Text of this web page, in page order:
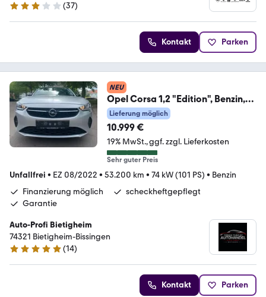
3 Sterne
(37)
Kontakt Parken
NEU
Opel Corsa 1,2 "Edition", Benzin,
Schaltgetriebe
Lieferung möglich
10.999 €
19% MwSt. ggf. zzgl. Lieferkosten
Sehr guter Preis
Unfallfrei • EZ 08/2022 • 53.200 km • 74 kW (101 PS) • Benzin
Finanzierung möglich
scheckheftgepflegt
Garantie
Auto-Profi Bietigheim
74321 Bietigheim-Bissingen
4.9 Sterne
(14)
Kontakt Parken